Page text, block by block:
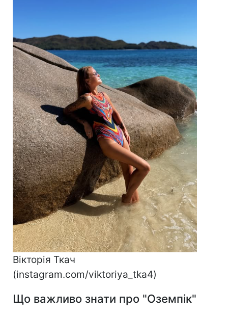
Вікторія Ткач
(instagram.com/viktoriya_tka4)
Що важливо знати про "Оземпік"